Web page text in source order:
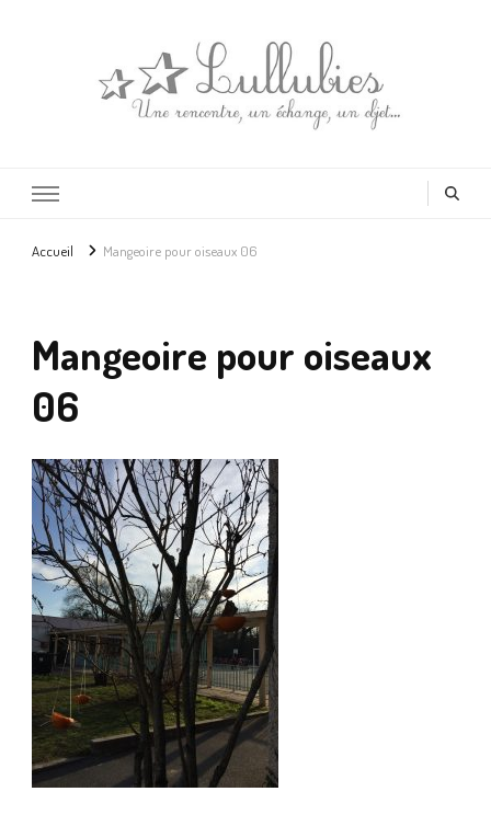
Accueil Mangeoire pour oiseaux 06
Mangeoire pour oiseaux
06